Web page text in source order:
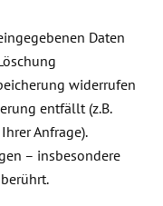
Daten
widerrufen
entfällt (z.B.
Anfrage).
– insbesondere